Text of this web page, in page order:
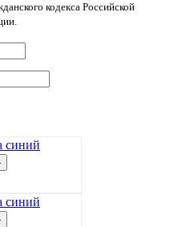
кодекса Российской
синий
синий